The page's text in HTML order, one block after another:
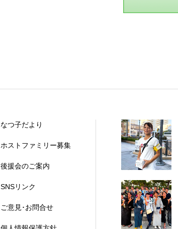
なつ子だより
ホストファミリー募集
後援会のご案内
SNSリンク
ご意見･お問合せ